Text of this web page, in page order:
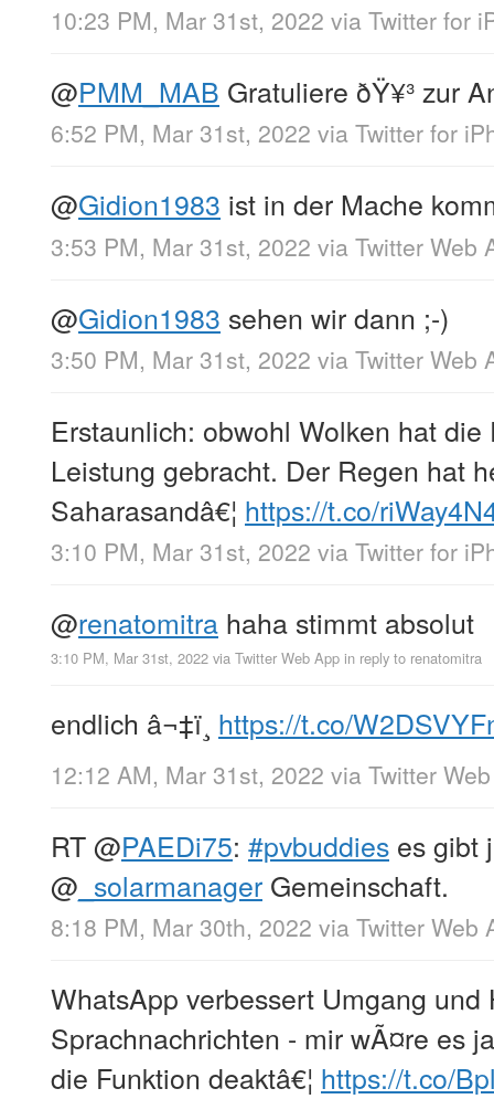
10:23 PM, Mar 31st, 2022 via Twitter for
@PMM_MAB Gratuliere ðŸ¥³ zur
6:52 PM, Mar 31st, 2022 via Twitter for
@Gidion1983 ist in der Mache
3:53 PM, Mar 31st, 2022 via Twitter Web
@Gidion1983 sehen wir dann ;-)
3:50 PM, Mar 31st, 2022 via Twitter Web
Erstaunlich: obwohl Wolken hat
Leistung gebracht. Der Regen hat
Saharasandâ€¦ https://t.co/
3:10 PM, Mar 31st, 2022 via Twitter for
@renatomitra haha stimmt absolut
3:10 PM, Mar 31st, 2022 via Twitter Web App in reply to renatomitra
endlich â¬‡ï¸ https://t.co/
12:12 AM, Mar 31st, 2022 via Twitter
RT@PAEDi75: #pvbuddies es gibt
@ _solarmanager Gemeinschaft.
8:18 PM, Mar 30th, 2022 via Twitter Web
WhatsApp verbessert Umgang und
Sprachnachrichten - mir wÃ¤re es
die Funktion deaktâ€¦ https://t.co/